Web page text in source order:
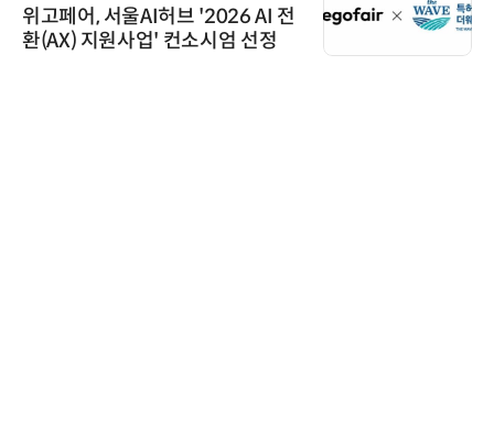
위고페어, 서울AI허브 '2026 AI 전
환(AX) 지원사업' 컨소시엄 선정